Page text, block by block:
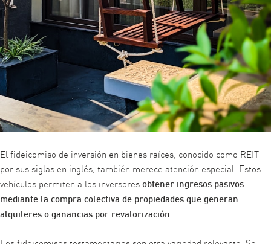
El fideicomiso de inversión en bienes raíces, conocido como REIT
por sus siglas en inglés, también merece atención especial. Estos
vehículos permiten a los inversoresobtener ingresos pasivos
mediante la compra colectiva de propiedades que generan
alquileres o ganancias por revalorización.